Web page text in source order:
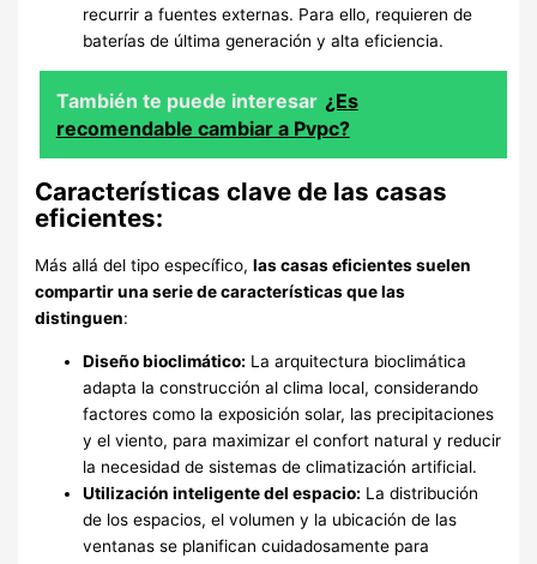
recurrir a fuentes externas. Para ello, requieren de
baterías de última generación y alta eficiencia.
También te puede interesar ¿Es
recomendable cambiar a Pvpc?
Características clave de las casas
eficientes:
Más allá del tipo específico,las casas eficientes suelen
compartir una serie de características que las
distinguen:
Diseño bioclimático: La arquitectura bioclimática
adapta la construcción al clima local, considerando
factores como la exposición solar, las precipitaciones
y el viento, para maximizar el confort natural y reducir
la necesidad de sistemas de climatización artificial.
Utilización inteligente del espacio: La distribución
de los espacios, el volumen y la ubicación de las
ventanas se planifican cuidadosamente para